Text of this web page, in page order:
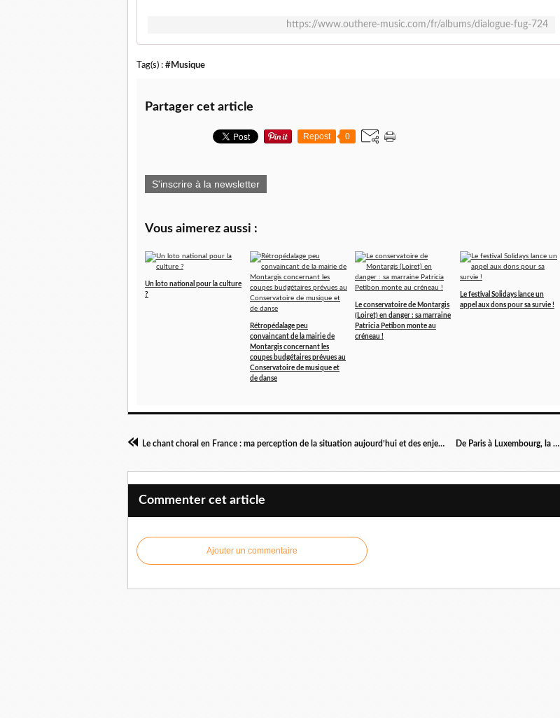
https://www.outhere-music.com/fr/albums/dialogue-fug-724
Tag(s) : #Musique
Partager cet article
Repost 0
S'inscrire à la newsletter
Vous aimerez aussi :
Un loto national pour la culture
?
Rétropédalage peu
convaincant de la mairie de
Montargis concernant les
coupes budgétaires prévues au
Conservatoire de musique et
de danse
Le conservatoire de Montargis
(Loiret) en danger : sa marraine
Patricia Petibon monte au
créneau !
Le festival Solidays lance un
appel aux dons pour sa survie !
Le chant choral en France : ma perception de la situation aujourd’hui et des enjeux pour les prochaines années - une brève et subjective analyse au regard de mon parcours personnel et professionnel - Variations 2 et Final De Paris à Luxembourg, la découverte de deux Philharmonies ! 1ère étape : Paris
Commenter cet article
Ajouter un commentaire